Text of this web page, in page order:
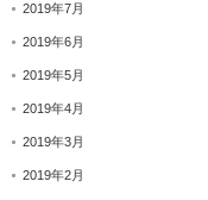
2019年7月
2019年6月
2019年5月
2019年4月
2019年3月
2019年2月